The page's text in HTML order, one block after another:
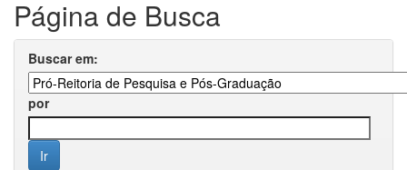
Página de Busca
Buscar em:
por